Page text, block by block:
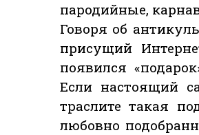
пародийные,
Говоря об
присущий
появился
Если настоящий
траслите такая
любовно